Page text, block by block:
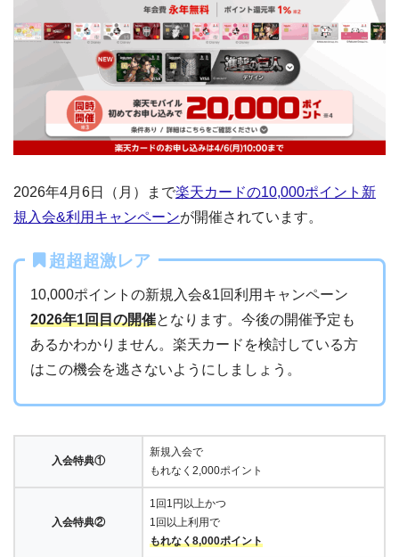
2026年4月6日（月）まで楽天カードの10,000ポイント新
規入会&利用キャンペーンが開催されています。
超超超激レア
10,000ポイントの新規入会&1回利用キャンペーン
2026年1回目の開催となります。今後の開催予定も
あるかわかりません。楽天カードを検討している方
はこの機会を逃さないようにしましょう。
入会特典①
新規入会で
もれなく2,000ポイント
入会特典②
1回1円以上かつ
1回以上利用で
もれなく8,000ポイント